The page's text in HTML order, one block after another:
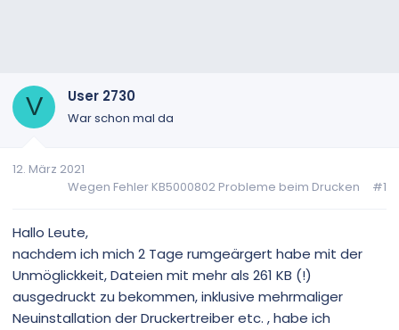
V User 2730
War schon mal da
12. März 2021
Wegen Fehler KB5000802 Probleme beim Drucken
#1
Hallo Leute,
nachdem ich mich 2 Tage rumgeärgert habe mit der
Unmöglickkeit, Dateien mit mehr als 261 KB (!)
ausgedruckt zu bekommen, inklusive mehrmaliger
Neuinstallation der Druckertreiber etc. , habe ich